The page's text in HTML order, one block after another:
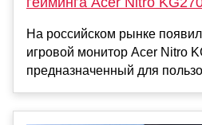
На российском рынке
игровой монитор Acer Nitro
предназначенный для